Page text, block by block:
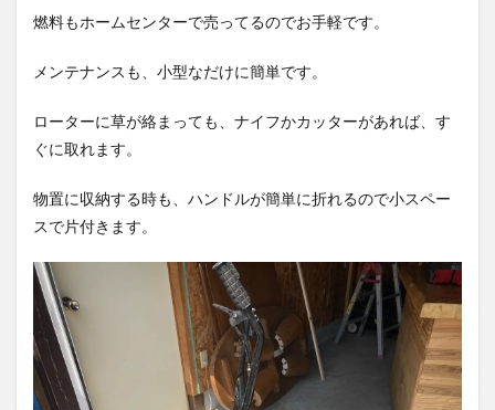
燃料もホームセンターで売ってるのでお手軽です。
メンテナンスも、小型なだけに簡単です。
ローターに草が絡まっても、ナイフかカッターがあれば、す
ぐに取れます。
物置に収納する時も、ハンドルが簡単に折れるので小スペー
スで片付きます。